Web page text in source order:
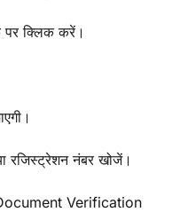
क्लिक करें।
रजिस्ट्रेशन नंबर खोजें।
Verification